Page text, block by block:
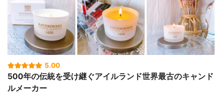
5.00
500年の伝統を受け継ぐアイルランド世界最古のキャンド
ルメーカー